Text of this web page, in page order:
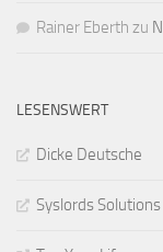
Rainer Eberth zu
LESENSWERT
Dicke Deutsche
Syslords